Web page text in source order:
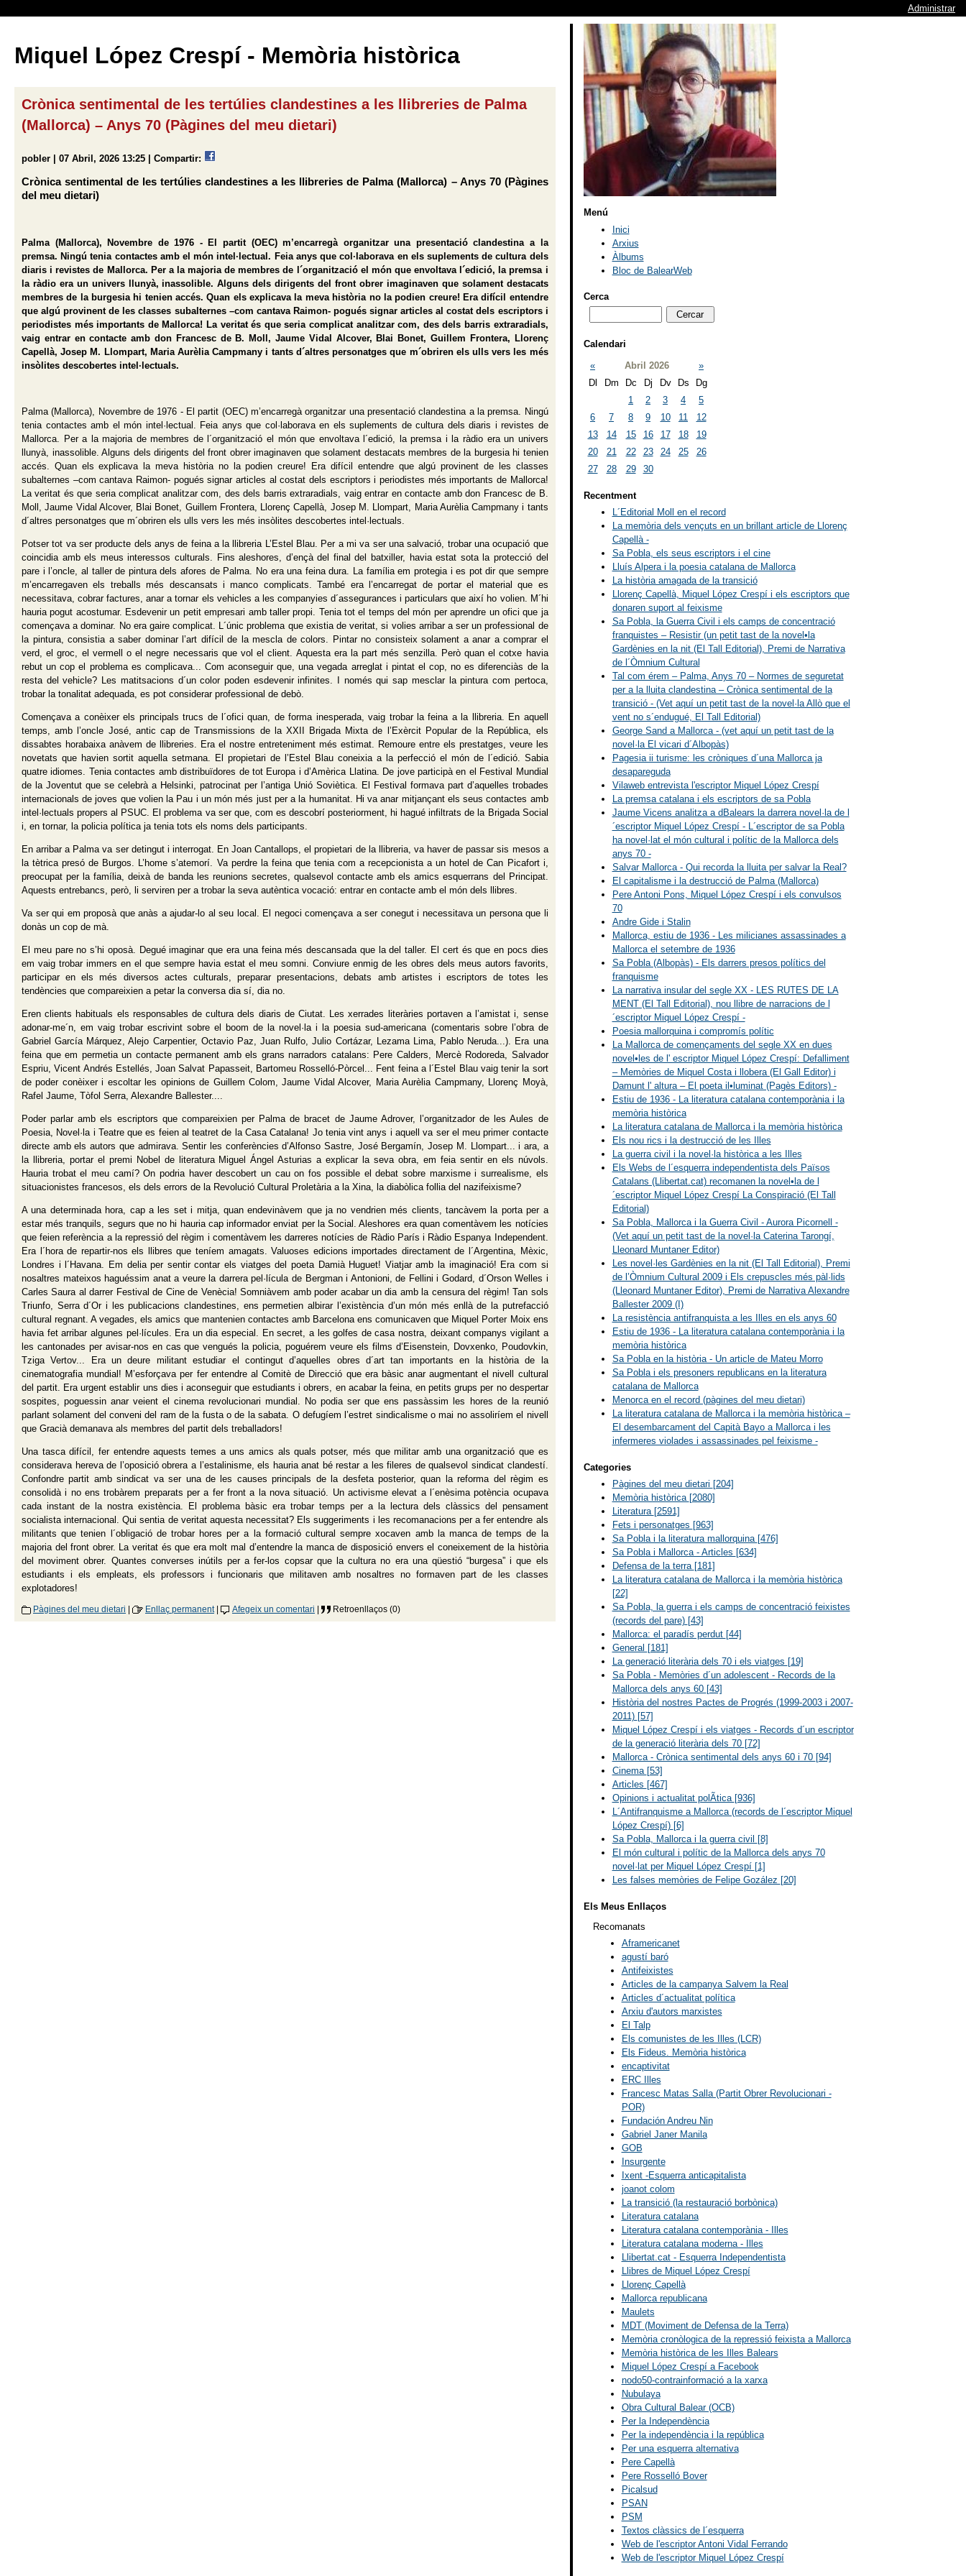
Administrar
Miquel López Crespí - Memòria històrica
Crònica sentimental de les tertúlies clandestines a les llibreries de Palma
(Mallorca) – Anys 70 (Pàgines del meu dietari)
pobler | 07 Abril, 2026 13:25 | Compartir:
Crònica sentimental de les tertúlies clandestines a les llibreries de Palma (Mallorca) – Anys 70 (Pàgines
del meu dietari)
Palma (Mallorca), Novembre de 1976 - El partit (OEC) m’encarregà organitzar una presentació clandestina a la
premsa. Ningú tenia contactes amb el món intel·lectual. Feia anys que col·laborava en els suplements de cultura dels
diaris i revistes de Mallorca. Per a la majoria de membres de l´organització el món que envoltava l´edició, la premsa i
la ràdio era un univers llunyà, inassolible. Alguns dels dirigents del front obrer imaginaven que solament destacats
membres de la burgesia hi tenien accés. Quan els explicava la meva història no la podien creure! Era difícil entendre
que algú provinent de les classes subalternes –com cantava Raimon- pogués signar articles al costat dels escriptors i
periodistes més importants de Mallorca! La veritat és que seria complicat analitzar com, des dels barris extraradials,
vaig entrar en contacte amb don Francesc de B. Moll, Jaume Vidal Alcover, Blai Bonet, Guillem Frontera, Llorenç
Capellà, Josep M. Llompart, Maria Aurèlia Campmany i tants d´altres personatges que m´obriren els ulls vers les més
insòlites descobertes intel·lectuals.
Palma (Mallorca), Novembre de 1976 - El partit (OEC) m’encarregà organitzar una presentació clandestina a la premsa. Ningú
tenia contactes amb el món intel·lectual. Feia anys que col·laborava en els suplements de cultura dels diaris i revistes de
Mallorca. Per a la majoria de membres de l´organització el món que envoltava l´edició, la premsa i la ràdio era un univers
llunyà, inassolible. Alguns dels dirigents del front obrer imaginaven que solament destacats membres de la burgesia hi tenien
accés. Quan els explicava la meva història no la podien creure! Era difícil entendre que algú provinent de les classes
subalternes –com cantava Raimon- pogués signar articles al costat dels escriptors i periodistes més importants de Mallorca!
La veritat és que seria complicat analitzar com, des dels barris extraradials, vaig entrar en contacte amb don Francesc de B.
Moll, Jaume Vidal Alcover, Blai Bonet, Guillem Frontera, Llorenç Capellà, Josep M. Llompart, Maria Aurèlia Campmany i tants
d´altres personatges que m´obriren els ulls vers les més insòlites descobertes intel·lectuals.
Potser tot va ser producte dels anys de feina a la llibreria L’Estel Blau. Per a mi va ser una salvació, trobar una ocupació que
coincidia amb els meus interessos culturals. Fins aleshores, d’ençà del final del batxiller, havia estat sota la protecció del
pare i l’oncle, al taller de pintura dels afores de Palma. No era una feina dura. La família em protegia i es pot dir que sempre
m’encarregaven els treballs més descansats i manco complicats. També era l’encarregat de portar el material que es
necessitava, cobrar factures, anar a tornar els vehicles a les companyies d´assegurances i particulars que així ho volien. M´hi
hauria pogut acostumar. Esdevenir un petit empresari amb taller propi. Tenia tot el temps del món per aprendre un ofici que ja
començava a dominar. No era gaire complicat. L´únic problema que existia de veritat, si volies arribar a ser un professional de
la pintura, consistia a saber dominar l’art difícil de la mescla de colors. Pintar no consisteix solament a anar a comprar el
verd, el groc, el vermell o el negre necessaris que vol el client. Aquesta era la part més senzilla. Però quan el cotxe havia
rebut un cop el problema es complicava... Com aconseguir que, una vegada arreglat i pintat el cop, no es diferenciàs de la
resta del vehicle? Les matitsacions d´un color poden esdevenir infinites. I només qui sap mesclar la pintura com pertoca,
trobar la tonalitat adequada, es pot considerar professional de debò.
Començava a conèixer els principals trucs de l´ofici quan, de forma inesperada, vaig trobar la feina a la llibreria. En aquell
temps, amb l’oncle José, antic cap de Transmissions de la XXII Brigada Mixta de l’Exèrcit Popular de la República, els
dissabtes horabaixa anàvem de llibreries. Era el nostre entreteniment més estimat. Remoure entre els prestatges, veure les
novetats que havien sortit aquella setmana. El propietari de l’Estel Blau coneixia a la perfecció el món de l´edició. Sabia
quatre idiomes. Tenia contactes amb distribuïdores de tot Europa i d’Amèrica Llatina. De jove participà en el Festival Mundial
de la Joventut que se celebrà a Helsinki, patrocinat per l’antiga Unió Soviètica. El Festival formava part d’aquelles trobades
internacionals de joves que volien la Pau i un món més just per a la humanitat. Hi va anar mitjançant els seus contactes amb
intel·lectuals propers al PSUC. El problema va ser que, com es descobrí posteriorment, hi hagué infiltrats de la Brigada Social
i, en tornar, la policia política ja tenia tots els noms dels participants.
En arribar a Palma va ser detingut i interrogat. En Joan Cantallops, el propietari de la llibreria, va haver de passar sis mesos a
la tètrica presó de Burgos. L’home s’atemorí. Va perdre la feina que tenia com a recepcionista a un hotel de Can Picafort i,
preocupat per la família, deixà de banda les reunions secretes, qualsevol contacte amb els amics esquerrans del Principat.
Aquests entrebancs, però, li serviren per a trobar la seva autèntica vocació: entrar en contacte amb el món dels llibres.
Va ser qui em proposà que anàs a ajudar-lo al seu local. El negoci començava a ser conegut i necessitava un persona que li
donàs un cop de mà.
El meu pare no s’hi oposà. Degué imaginar que era una feina més descansada que la del taller. El cert és que en pocs dies
em vaig trobar immers en el que sempre havia estat el meu somni. Conviure enmig de les obres dels meus autors favorits,
participar en els més diversos actes culturals, preparar presentacions, debats amb artistes i escriptors de totes les
tendències que compareixien a petar la conversa dia sí, dia no.
Eren clients habituals els responsables de cultura dels diaris de Ciutat. Les xerrades literàries portaven a l’amistat i, sense
adonar-me´n, em vaig trobar escrivint sobre el boom de la novel·la i la poesia sud-americana (comentaris sobre l’obra de
Gabriel García Márquez, Alejo Carpentier, Octavio Paz, Juan Rulfo, Julio Cortázar, Lezama Lima, Pablo Neruda...). Era una
feina que em permetia un contacte permanent amb els grans narradors catalans: Pere Calders, Mercè Rodoreda, Salvador
Espriu, Vicent Andrés Estellés, Joan Salvat Papasseit, Bartomeu Rosselló-Pòrcel... Fent feina a l´Estel Blau vaig tenir la sort
de poder conèixer i escoltar les opinions de Guillem Colom, Jaume Vidal Alcover, Maria Aurèlia Campmany, Llorenç Moyà,
Rafel Jaume, Tòfol Serra, Alexandre Ballester....
Poder parlar amb els escriptors que compareixien per Palma de bracet de Jaume Adrover, l’organitzador de les Aules de
Poesia, Novel·la i Teatre que es feien al teatret de la Casa Catalana! Jo tenia vint anys i aquell va ser el meu primer contacte
directe amb els autors que admirava. Sentir les conferències d’Alfonso Sastre, José Bergamín, Josep M. Llompart... i ara, a
la llibreria, portar el premi Nobel de literatura Miguel Ángel Asturias a explicar la seva obra, em feia sentir en els núvols.
Hauria trobat el meu camí? On podria haver descobert un cau on fos possible el debat sobre marxisme i surrealisme, els
situacionistes francesos, els dels errors de la Revolució Cultural Proletària a la Xina, la diabòlica follia del nazifeixisme?
A una determinada hora, cap a les set i mitja, quan endevinàvem que ja no vendrien més clients, tancàvem la porta per a
estar més tranquils, segurs que no hi hauria cap informador enviat per la Social. Aleshores era quan comentàvem les notícies
que feien referència a la repressió del règim i comentàvem les darreres notícies de Ràdio París i Ràdio Espanya Independent.
Era l´hora de repartir-nos els llibres que teníem amagats. Valuoses edicions importades directament de l´Argentina, Mèxic,
Londres i l´Havana. Em delia per sentir contar els viatges del poeta Damià Huguet! Viatjar amb la imaginació! Era com si
nosaltres mateixos haguéssim anat a veure la darrera pel·lícula de Bergman i Antonioni, de Fellini i Godard, d´Orson Welles i
Carles Saura al darrer Festival de Cine de Venècia! Somniàvem amb poder acabar un dia amb la censura del règim! Tan sols
Triunfo, Serra d´Or i les publicacions clandestines, ens permetien albirar l’existència d’un món més enllà de la putrefacció
cultural regnant. A vegades, els amics que mantenien contactes amb Barcelona ens comunicaven que Miquel Porter Moix ens
havia fet arribar algunes pel·lícules. Era un dia especial. En secret, a les golfes de casa nostra, deixant companys vigilant a
les cantonades per avisar-nos en cas que vengués la policia, poguérem veure els films d’Eisenstein, Dovxenko, Poudovkin,
Tziga Vertov... Era un deure militant estudiar el contingut d’aquelles obres d´art tan importants en la història de la
cinematografia mundial! M’esforçava per fer entendre al Comitè de Direcció que era bàsic anar augmentant el nivell cultural
del partit. Era urgent establir uns dies i aconseguir que estudiants i obrers, en acabar la feina, en petits grups per no despertar
sospites, poguessin anar veient el cinema revolucionari mundial. No podia ser que ens passàssim les hores de la reunió
parlant solament del conveni del ram de la fusta o de la sabata. O defugíem l’estret sindicalisme o mai no assoliríem el nivell
que Gracià demanava als membres del partit dels treballadors!
Una tasca difícil, fer entendre aquests temes a uns amics als quals potser, més que militar amb una organització que es
considerava hereva de l’oposició obrera a l’estalinisme, els hauria anat bé restar a les fileres de qualsevol sindicat clandestí.
Confondre partit amb sindicat va ser una de les causes principals de la desfeta posterior, quan la reforma del règim es
consolidà i no ens trobàrem preparats per a fer front a la nova situació. Un activisme elevat a l´enèsima potència ocupava
cada instant de la nostra existència. El problema bàsic era trobar temps per a la lectura dels clàssics del pensament
socialista internacional. Qui sentia de veritat aquesta necessitat? Els suggeriments i les recomanacions per a fer entendre als
militants que tenien l´obligació de trobar hores per a la formació cultural sempre xocaven amb la manca de temps de la
majoria del front obrer. La veritat és que era molt mal d’entendre la manca de disposició envers el coneixement de la història
del moviment obrer. Quantes converses inútils per a fer-los copsar que la cultura no era una qüestió “burgesa” i que els
estudiants i els empleats, els professors i funcionaris que militaven amb nosaltres no formaven part de les classes
explotadores!
Pàgines del meu dietari Enllaç permanent| Afegeix un comentari Retroenllaços (0)
Menú
Inici
Arxius
Àlbums
Bloc de BalearWeb
Cerca
Calendari
«
Abril 2026
»
Dl
Dm Dc Dj Dv Ds
Dg
1
2 3 4
5
6
7 8 9 10 11
12
13
14 15 16 17 18
19
20
21 22 23 24 25
26
27
28 29 30
Recentment
L´Editorial Moll en el record
La memòria dels vençuts en un brillant article de Llorenç
Capellà -
Sa Pobla, els seus escriptors i el cine
Lluís Alpera i la poesia catalana de Mallorca
La història amagada de la transició
Llorenç Capellà, Miquel López Crespí i els escriptors que
donaren suport al feixisme
Sa Pobla, la Guerra Civil i els camps de concentració
franquistes – Resistir (un petit tast de la novel•la
Gardènies en la nit (El Tall Editorial), Premi de Narrativa
de l´Òmnium Cultural
Tal com érem – Palma, Anys 70 – Normes de seguretat
per a la lluita clandestina – Crònica sentimental de la
transició - (Vet aquí un petit tast de la novel·la Allò que el
vent no s´endugué, El Tall Editorial)
George Sand a Mallorca - (vet aquí un petit tast de la
novel·la El vicari d´Albopàs)
Pagesia ii turisme: les cròniques d´una Mallorca ja
desapareguda
Vilaweb entrevista l'escriptor Miquel López Crespí
La premsa catalana i els escriptors de sa Pobla
Jaume Vicens analitza a dBalears la darrera novel·la de l
´escriptor Miquel López Crespí - L´escriptor de sa Pobla
ha novel·lat el món cultural i polític de la Mallorca dels
anys 70 -
Salvar Mallorca - Qui recorda la lluita per salvar la Real?
El capitalisme i la destrucció de Palma (Mallorca)
Pere Antoni Pons, Miquel López Crespí i els convulsos
70
Andre Gide i Stalin
Mallorca, estiu de 1936 - Les milicianes assassinades a
Mallorca el setembre de 1936
Sa Pobla (Albopàs) - Els darrers presos polítics del
franquisme
La narrativa insular del segle XX - LES RUTES DE LA
MENT (El Tall Editorial), nou llibre de narracions de l
´escriptor Miquel López Crespí -
Poesia mallorquina i compromís polític
La Mallorca de començaments del segle XX en dues
novel•les de l' escriptor Miquel López Crespí: Defalliment
– Memòries de Miquel Costa i llobera (El Gall Editor) i
Damunt l' altura – El poeta il•luminat (Pagès Editors) -
Estiu de 1936 - La literatura catalana contemporània i la
memòria històrica
La literatura catalana de Mallorca i la memòria històrica
Els nou rics i la destrucció de les Illes
La guerra civil i la novel·la històrica a les Illes
Els Webs de l´esquerra independentista dels Països
Catalans (Llibertat.cat) recomanen la novel•la de l
´escriptor Miquel López Crespí La Conspiració (El Tall
Editorial)
Sa Pobla, Mallorca i la Guerra Civil - Aurora Picornell -
(Vet aquí un petit tast de la novel·la Caterina Tarongí,
Lleonard Muntaner Editor)
Les novel·les Gardènies en la nit (El Tall Editorial), Premi
de l’Òmnium Cultural 2009 i Els crepuscles més pàl·lids
(Lleonard Muntaner Editor), Premi de Narrativa Alexandre
Ballester 2009 (I)
La resistència antifranquista a les Illes en els anys 60
Estiu de 1936 - La literatura catalana contemporània i la
memòria històrica
Sa Pobla en la història - Un article de Mateu Morro
Sa Pobla i els presoners republicans en la literatura
catalana de Mallorca
Menorca en el record (pàgines del meu dietari)
La literatura catalana de Mallorca i la memòria històrica –
El desembarcament del Capità Bayo a Mallorca i les
infermeres violades i assassinades pel feixisme -
Categories
Pàgines del meu dietari [204]
Memòria històrica [2080]
Literatura [2591]
Fets i personatges [963]
Sa Pobla i la literatura mallorquina [476]
Sa Pobla i Mallorca - Articles [634]
Defensa de la terra [181]
La literatura catalana de Mallorca i la memòria històrica
[22]
Sa Pobla, la guerra i els camps de concentració feixistes
(records del pare) [43]
Mallorca: el paradís perdut [44]
General [181]
La generació literària dels 70 i els viatges [19]
Sa Pobla - Memòries d´un adolescent - Records de la
Mallorca dels anys 60 [43]
Història del nostres Pactes de Progrés (1999-2003 i 2007-
2011) [57]
Miquel López Crespí i els viatges - Records d´un escriptor
de la generació literària dels 70 [72]
Mallorca - Crònica sentimental dels anys 60 i 70 [94]
Cinema [53]
Articles [467]
Opinions i actualitat polÃ­tica [936]
L´Antifranquisme a Mallorca (records de l´escriptor Miquel
López Crespí) [6]
Sa Pobla, Mallorca i la guerra civil
[8]
El món cultural i polític de la Mallorca dels anys 70
novel·lat per Miquel López Crespí [1]
Les falses memòries de Felipe Gozález [20]
Els Meus Enllaços
Recomanats
Aframericanet
agustí baró
Antifeixistes
Articles de la campanya Salvem la Real
Articles d´actualitat política
Arxiu d'autors marxistes
El Talp
Els comunistes de les Illes (LCR)
Els Fideus. Memòria històrica
encaptivitat
ERC Illes
Francesc Matas Salla (Partit Obrer Revolucionari -
POR)
Fundación Andreu Nin
Gabriel Janer Manila
GOB
Insurgente
Ixent -Esquerra anticapitalista
joanot colom
La transició (la restauració borbònica)
Literatura catalana
Literatura catalana contemporània - Illes
Literatura catalana moderna - Illes
Llibertat.cat - Esquerra Independentista
Llibres de Miquel López Crespí
Llorenç Capellà
Mallorca republicana
Maulets
MDT (Moviment de Defensa de la Terra)
Memòria cronòlogica de la repressió feixista a Mallorca
Memòria històrica de les Illes Balears
Miquel López Crespí a Facebook
nodo50-contrainformació a la xarxa
Nubulaya
Obra Cultural Balear (OCB)
Per la Independència
Per la independència i la república
Per una esquerra alternativa
Pere Capellà
Pere Rosselló Bover
Picalsud
PSAN
PSM
Textos clàssics de l´esquerra
Web de l'escriptor Antoni Vidal Ferrando
Web de l'escriptor Miquel López Crespí